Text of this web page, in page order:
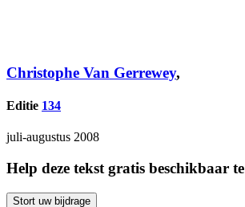
Christophe Van Gerrewey,
Editie 134
juli-augustus 2008
Help deze tekst gratis beschikbaar
Stort uw bijdrage